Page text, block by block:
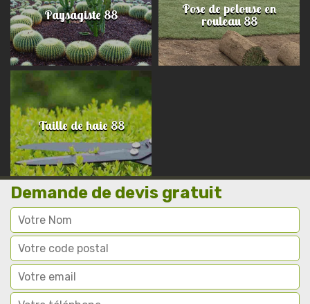
Paysagiste 88 Pose de pelouse en
rouleau 88
Taille de haie 88
Demande de devis gratuit